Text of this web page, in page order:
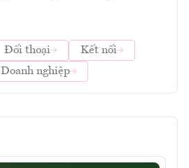
Đối thoại
Kết nối
Doanh nghiệp